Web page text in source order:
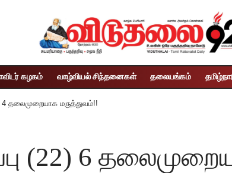
கழகம் வாழ்வியல் சிந்தனைகள் தலையங்கம்
தலைமுறையாக மருத்துவம்!!
(22) 6